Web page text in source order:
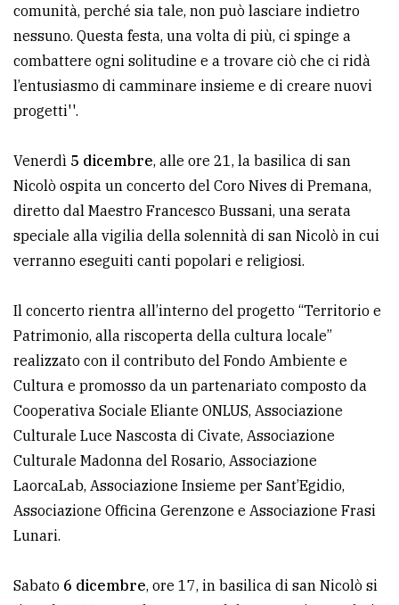
ALTRE
TESTATE
PRIVACY
Privacy
policy
policy
comunità, perché sia tale, non può lasciare indietro
nessuno. Questa festa, una volta di più, ci spinge a
combattere ogni solitudine e a trovare ciò che ci ridà
l’entusiasmo di camminare insieme e di creare nuovi
progetti''.
Venerdì 5 dicembre, alle ore 21, la basilica di san
Nicolò ospita un concerto del Coro Nives di Premana,
diretto dal Maestro Francesco Bussani, una serata
speciale alla vigilia della solennità di san Nicolò in cui
verranno eseguiti canti popolari e religiosi.
Il concerto rientra all’interno del progetto “Territorio e
Patrimonio, alla riscoperta della cultura locale”
realizzato con il contributo del Fondo Ambiente e
Cultura e promosso da un partenariato composto da
Cooperativa Sociale Eliante ONLUS, Associazione
Culturale Luce Nascosta di Civate, Associazione
Culturale Madonna del Rosario, Associazione
LaorcaLab, Associazione Insieme per Sant’Egidio,
Associazione Officina Gerenzone e Associazione Frasi
Lunari.
Sabato 6 dicembre, ore 17, in basilica di san Nicolò si